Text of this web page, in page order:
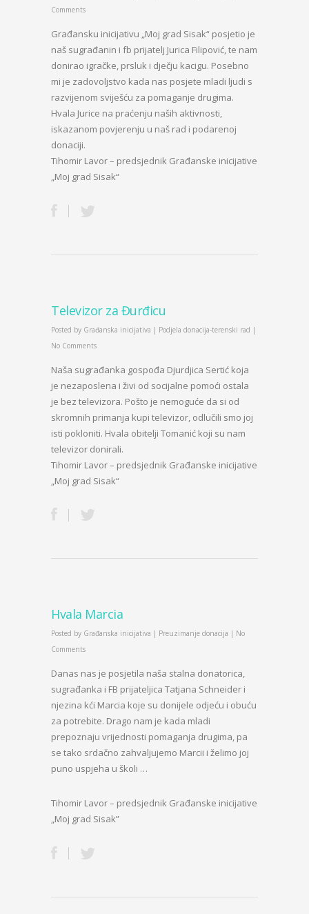
Comments
Građansku inicijativu „Moj grad Sisak“ posjetio je
naš sugrađanin i fb prijatelj Jurica Filipović, te nam
donirao igračke, prsluk i dječju kacigu. Posebno
mi je zadovoljstvo kada nas posjete mladi ljudi s
razvijenom sviješću za pomaganje drugima.
Hvala Jurice na praćenju naših aktivnosti,
iskazanom povjerenju u naš rad i podarenoj
donaciji.
Tihomir Lavor – predsjednik Građanske inicijative
„Moj grad Sisak“
Televizor za Đurđicu
Posted by Građanska inicijativa | Podjela donacija-terenski rad |
No Comments
Naša sugrađanka gospođa Djurdjica Sertić koja
je nezaposlena i živi od socijalne pomoći ostala
je bez televizora. Pošto je nemoguće da si od
skromnih primanja kupi televizor, odlučili smo joj
isti pokloniti. Hvala obitelji Tomanić koji su nam
televizor donirali.
Tihomir Lavor – predsjednik Građanske inicijative
„Moj grad Sisak“
Hvala Marcia
Posted by Građanska inicijativa | Preuzimanje donacija | No
Comments
Danas nas je posjetila naša stalna donatorica,
sugrađanka i FB prijateljica Tatjana Schneider i
njezina kći Marcia koje su donijele odjeću i obuću
za potrebite. Drago nam je kada mladi
prepoznaju vrijednosti pomaganja drugima, pa
se tako srdačno zahvaljujemo Marcii i želimo joj
puno uspjeha u školi …
Tihomir Lavor – predsjednik Građanske inicijative
„Moj grad Sisak”